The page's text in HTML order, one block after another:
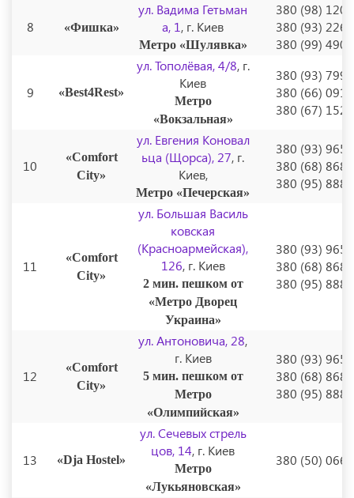
8 «Фишка»
ул. Вадима Гетьман
а, 1, г. Киев
Метро «Шулявка»
380 (98)
380 (93)
380 (99)
9 «Best4Rest»
ул. Тополёвая, 4/8, г.
Киев
Метро
«Вокзальная»
380 (93)
380 (66)
380 (67)
10
«Comfort
City»
ул. Евгения Коновал
ьца (Щорса), 27, г.
Киев,
Метро «Печерская»
380 (93)
380 (68)
380 (95)
11
«Comfort
City»
ул. Большая Василь
ковская
(Красноармейская),
126, г. Киев
2 мин. пешком от
«Метро Дворец
Украина»
380 (93)
380 (68)
380 (95)
12
«Comfort
City»
ул. Антоновича, 28,
г. Киев
5 мин. пешком от
Метро
«Олимпийская»
380 (93)
380 (68)
380 (95)
13 «Dja Hostel»
ул. Сечевых стрель
цов, 14, г. Киев
Метро
«Лукьяновская»
380 (50)